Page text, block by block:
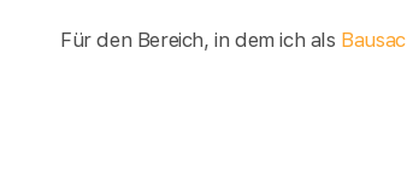
Für den Bereich, in dem ich als